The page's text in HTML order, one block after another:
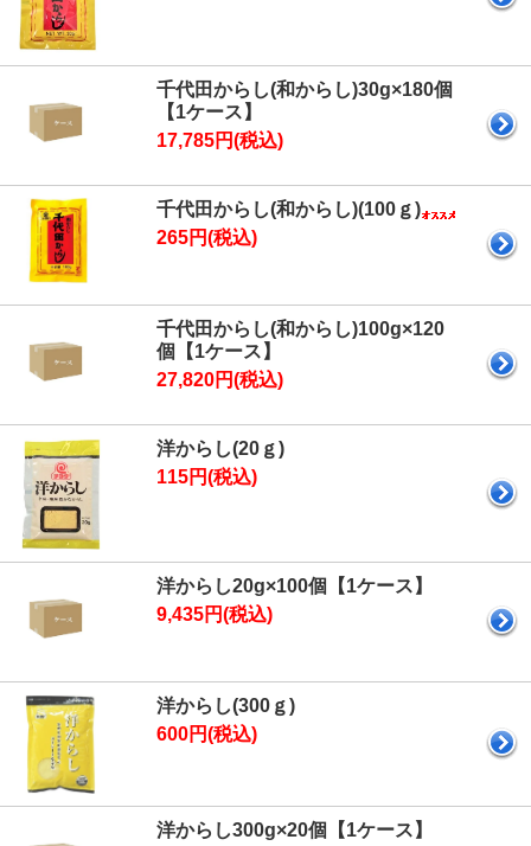
千代田からし(和からし)30g×180個
【1ケース】
17,785円(税込)
千代田からし(和からし)(100ｇ)
265円(税込)
千代田からし(和からし)100g×120
個【1ケース】
27,820円(税込)
洋からし(20ｇ)
115円(税込)
洋からし20g×100個【1ケース】
9,435円(税込)
洋からし(300ｇ)
600円(税込)
洋からし300g×20個【1ケース】